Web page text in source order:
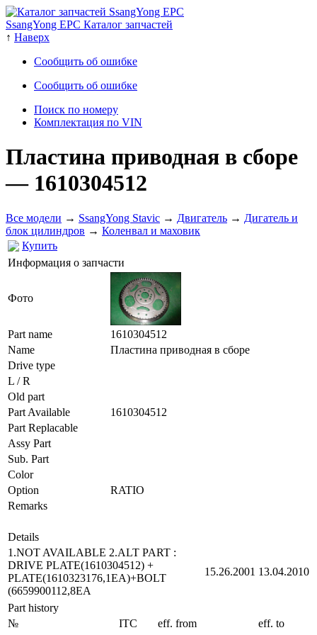
SsangYong EPC Каталог запчастей
↑ Наверх
Сообщить об ошибке
Сообщить об ошибке
Поиск по номеру
Комплектация по VIN
Пластина приводная в сборе
— 1610304512
Все модели → SsangYong Stavic → Двигатель → Дигатель и
блок цилиндров → Коленвал и маховик
Купить
Информация о запчасти
Фото
Part name
1610304512
Name
Пластина приводная в сборе
Drive type
L / R
Old part
Part Available
1610304512
Part Replacable
Assy Part
Sub. Part
Color
Option
RATIO
Remarks
Details
1.NOT AVAILABLE 2.ALT PART :
DRIVE PLATE(1610304512) +
PLATE(1610323176,1EA)+BOLT
(6659900112,8EA
15.26.2001 13.04.2010
Part history
№
ITC eff. from
eff. to